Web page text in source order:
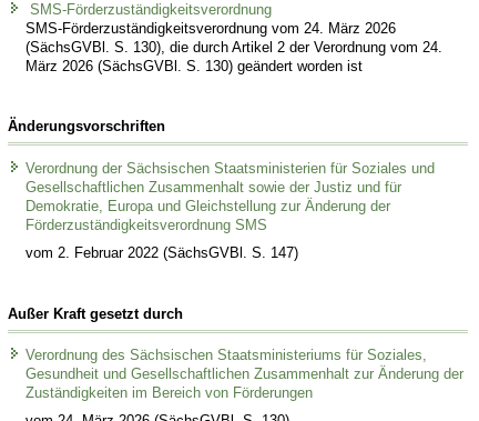
SMS-Förderzuständigkeitsverordnung
SMS-Förderzuständigkeitsverordnung vom 24. März 2026
(SächsGVBl. S. 130), die durch Artikel 2 der Verordnung vom 24.
März 2026 (SächsGVBl. S. 130) geändert worden ist
Änderungsvorschriften
Verordnung der Sächsischen Staatsministerien für Soziales und
Gesellschaftlichen Zusammenhalt sowie der Justiz und für
Demokratie, Europa und Gleichstellung zur Änderung der
Förderzuständigkeitsverordnung SMS
vom 2. Februar 2022 (SächsGVBl. S. 147)
Außer Kraft gesetzt durch
Verordnung des Sächsischen Staatsministeriums für Soziales,
Gesundheit und Gesellschaftlichen Zusammenhalt zur Änderung der
Zuständigkeiten im Bereich von Förderungen